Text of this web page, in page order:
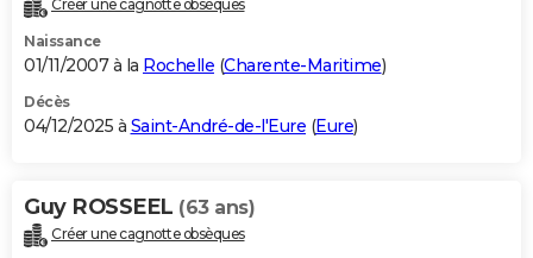
Dictionnaire
Biographies
Citations
Expressions
Proverbes
PROGRAMME TV
S'inscrire
Se connecter
Lycées
Collèges
Primaires
Universités
Entreprises
Service militaire
Avis de recherche
AVIS DE DÉCÈS
Bricolage
Lifestyle
Culture
Sport
Auto
Television
Voyage
Cinema
Créer une cagnotte obsèques
Naissance
01/11/2007 à la Rochelle (Charente-Maritime)
Décès
04/12/2025 à Saint-André-de-l'Eure (Eure)
Guy ROSSEEL (63 ans)
Créer une cagnotte obsèques